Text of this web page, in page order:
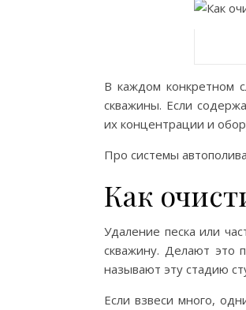
В каждом конкретном
скважины. Если
их концентрации и
Про системы
Как
Удаление песка или
скважину. Делают это
называют эту стадию
Если взвеси много,